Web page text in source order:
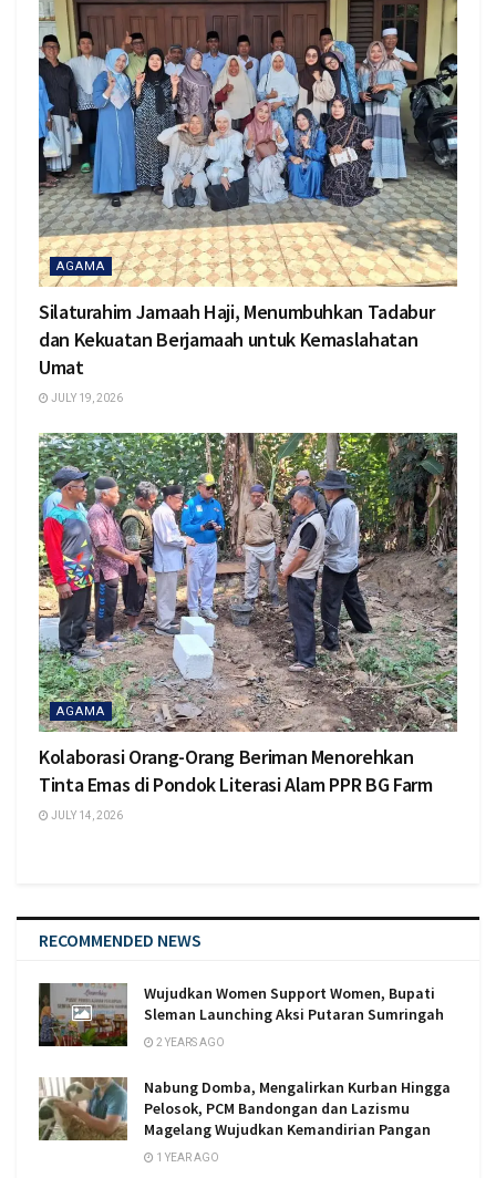
AGAMA
Silaturahim Jamaah Haji, Menumbuhkan Tadabur
dan Kekuatan Berjamaah untuk Kemaslahatan
Umat
JULY 19, 2026
AGAMA
Kolaborasi Orang-Orang Beriman Menorehkan
Tinta Emas di Pondok Literasi Alam PPR BG Farm
JULY 14, 2026
RECOMMENDED NEWS
Wujudkan Women Support Women, Bupati
Sleman Launching Aksi Putaran Sumringah
2 YEARS AGO
Nabung Domba, Mengalirkan Kurban Hingga
Pelosok, PCM Bandongan dan Lazismu
Magelang Wujudkan Kemandirian Pangan
1 YEAR AGO